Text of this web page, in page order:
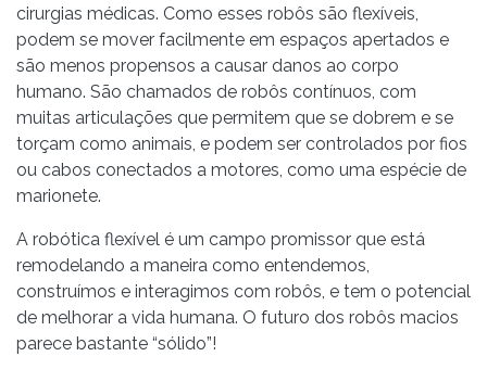
cirurgias médicas. Como esses robôs são flexíveis,
podem se mover facilmente em espaços apertados e
são menos propensos a causar danos ao corpo
humano. São chamados de robôs contínuos, com
muitas articulações que permitem que se dobrem e se
torçam como animais, e podem ser controlados por fios
ou cabos conectados a motores, como uma espécie de
marionete.
A robótica flexível é um campo promissor que está
remodelando a maneira como entendemos,
construímos e interagimos com robôs, e tem o potencial
de melhorar a vida humana. O futuro dos robôs macios
parece bastante “sólido”!